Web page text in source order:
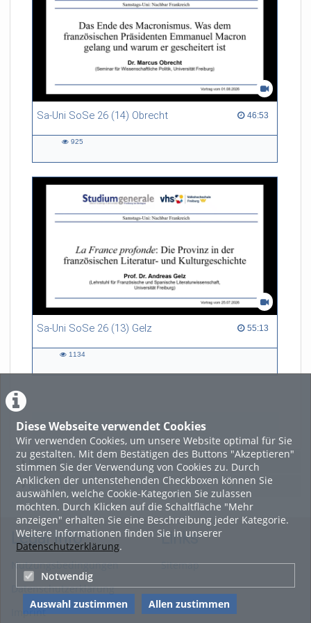
Diese Webseite verwendet Cookies
Wir verwenden Cookies, um unsere Website optimal für Sie
zu gestalten. Mit dem Bestätigen des Buttons "Akzeptieren"
stimmen Sie der Verwendung von Cookies zu. Durch
Anklicken der untenstehenden Checkboxen können Sie
auswählen, welche Cookie-Kategorien Sie zulassen
möchten. Durch Klicken auf die Schaltfläche "Mehr
anzeigen" erhalten Sie eine Beschreibung jeder Kategorie.
Weitere Informationen finden Sie in unserer
Datenschutzerklärung.
Notwendig
Auswahl zustimmen Allen zustimmen
Sa-Uni SoSe 26 (14) Obrecht 46:53
46:53 duration
925
Sa-Uni SoSe 26 (13) Gelz 55:13
55:13 duration
1134
LADE MEHR
Featured
Beliebtheit
Legal Info
Nutzungsbedingungen
Datenschutzerklärung
Imprint
Links
Sitemap